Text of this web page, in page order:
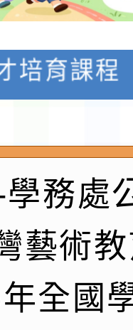
心白海豚
培育課程
學年度
及新住民
份
育專業人
傳播委員
）演習－
畫」
知識線上
課鐘點教
115學年
務處
藝術
全國